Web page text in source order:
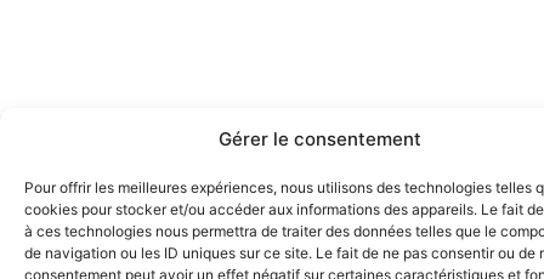
Gérer le consentement
Pour offrir les meilleures expériences, nous utilisons des technologies telles
cookies pour stocker et/ou accéder aux informations des appareils. Le fait
à ces technologies nous permettra de traiter des données telles que le
de navigation ou les ID uniques sur ce site. Le fait de ne pas consentir ou de
consentement peut avoir un effet négatif sur certaines caractéristiques et